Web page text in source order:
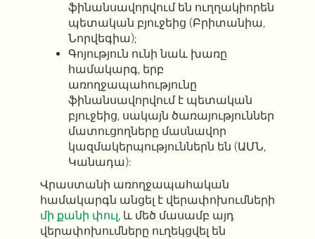
ֆինանսավորվում են ուղղակիորեն
պետական ​​բյուջեից (Բրիտանիա,
Նորվեգիա);
Գոյություն ունի նաև խառը
համակարգ, երբ
առողջապահությունը
ֆինանսավորվում է պետական ​​
բյուջեից, սակայն ծառայություններ
մատուցողները մասնավոր
կազմակերպություններն են (ԱՄՆ,
Կանադա):
Վրաստանի առողջապահական
համակարգն անցել է վերափոխումների
մի քանի փուլ, և մեծ մասամբ այդ
վերափոխումները ուղեկցվել են